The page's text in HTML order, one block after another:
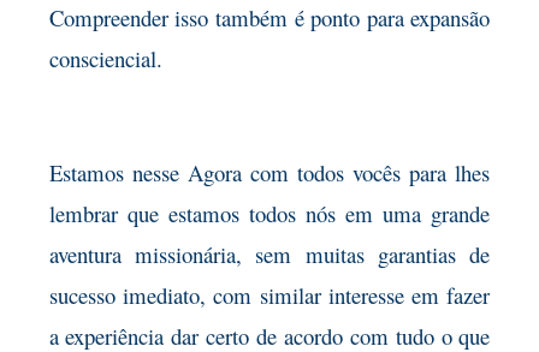
Compreender isso também é ponto para expansão
consciencial.
Estamos nesse Agora com todos vocês para lhes
lembrar que estamos todos nós em uma grande
aventura missionária, sem muitas garantias de
sucesso imediato, com similar interesse em fazer
a experiência dar certo de acordo com tudo o que